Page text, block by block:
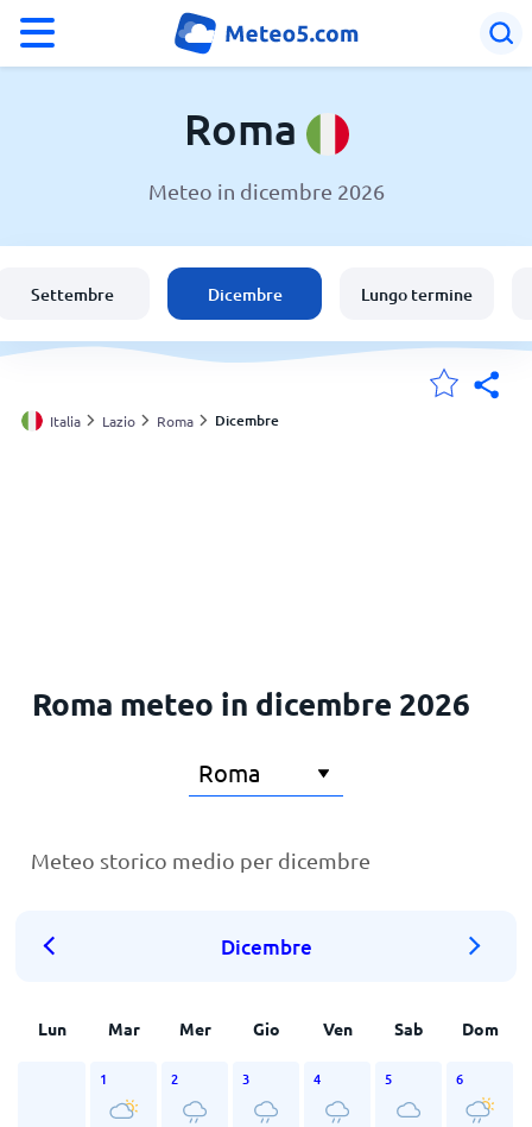
Svizzera
Le mie località
Roma
Meteo in dicembre 2026
Settembre Dicembre Lungo termine
Italia Lazio Roma Dicembre
Roma meteo in dicembre 2026
Meteo storico medio per dicembre
Dicembre
Lun Mar Mer Gio Ven Sab Dom
1 2 3 4 5 6